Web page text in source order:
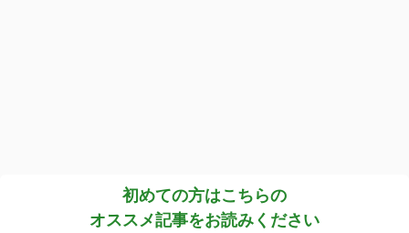
初めての方はこちらの
オススメ記事をお読みください